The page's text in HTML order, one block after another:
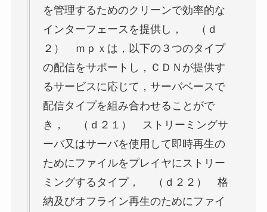
を管理するためのクリーンで効率的な
インターフェースを提供し， （ｄ
２） ｍｐｘは，以下の３つのタイプ
の配信をサポートし，ＣＤＮが提供す
るサービスに応じて，サーバベースで
配信タイプを組み合わせることがで
き， （ｄ２１） ストリーミングサ
ーバ又はサーバを使用して即時再生の
ためにファイルをプレイヤにストリー
ミングするタイプ， （ｄ２２） 格
納及びオフライン再生のためにファイ